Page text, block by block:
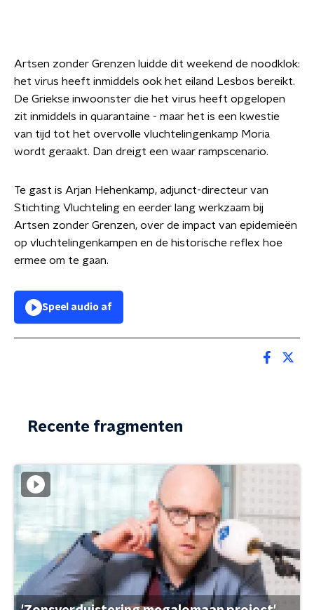
Artsen zonder Grenzen luidde dit weekend de noodklok:
het virus heeft inmiddels ook het eiland Lesbos bereikt.
De Griekse inwoonster die het virus heeft opgelopen
zit inmiddels in quarantaine - maar het is een kwestie
van tijd tot het overvolle vluchtelingenkamp Moria
wordt geraakt. Dan dreigt een waar rampscenario.
Te gast is Arjan Hehenkamp, adjunct-directeur van
Stichting Vluchteling en eerder lang werkzaam bij
Artsen zonder Grenzen, over de impact van epidemieën
op vluchtelingenkampen en de historische reflex hoe
ermee om te gaan.
Speel audio af
Recente fragmenten